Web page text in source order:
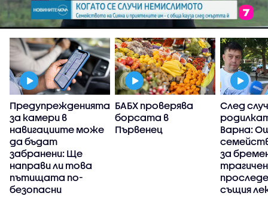
Предупрежденията
за камери в
навигациите може
да бъдат
забранени: Ще
направи ли това
пътищата по-
безопасни
БАБХ проверява
борсата в
Първенец
След
Варна:
за
същия